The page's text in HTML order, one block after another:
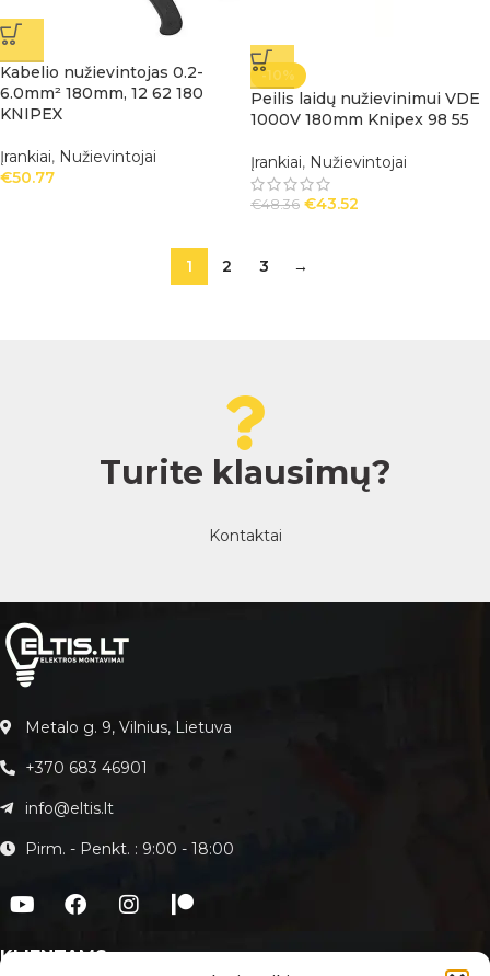
Kabelio nužievintojas 0.2-
6.0mm² 180mm, 12 62 180
KNIPEX
Įrankiai, Nužievintojai
€50.77
-10%
Peilis laidų nužievinimui VDE
1000V 180mm Knipex 98 55
Įrankiai, Nužievintojai
€48.36 €43.52
1 2 3 →
Turite klausimų?
Kontaktai
Metalo g. 9, Vilnius, Lietuva
+370 683 46901
info@eltis.lt
Pirm. - Penkt. : 9:00 - 18:00
KLIENTAMS